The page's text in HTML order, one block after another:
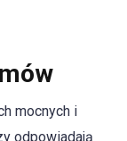
mocnych i
odpowiadają